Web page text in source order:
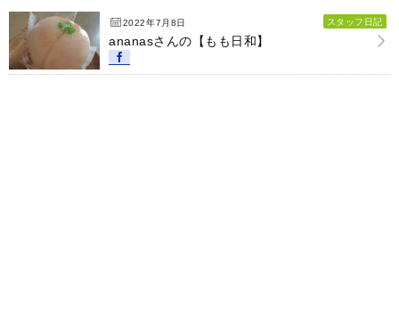
2022年7月8日 スタッフ日記
ananasさんの【もも日和】